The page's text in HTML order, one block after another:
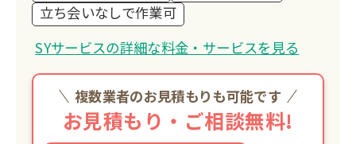
立ち会いなしで作業可
SYサービスの詳細な料金・サービスを見る
複数業者のお見積もりも可能です
お見積もり・ご相談無料!